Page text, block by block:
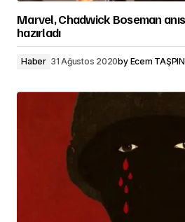
Marvel, Chadwick Boseman
hazırladı
Haber 31 Ağustos 2020by Ecem